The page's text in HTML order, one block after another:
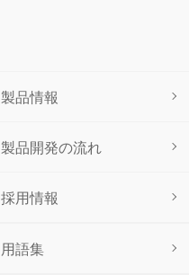
用語集
製品情報
製品開発の流れ
採用情報